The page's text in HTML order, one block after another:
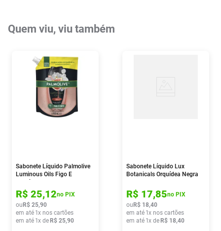
Quem viu, viu também
Sabonete Líquido Palmolive
Luminous Oils Figo E
R$ 25,12no PIX
ou R$ 25,90
em até 1x nos cartões
em até 1x de R$ 25,90
Sabonete Líquido Lux
Botanicals Orquídea Negra
R$ 17,85no PIX
ou R$ 18,40
em até 1x nos cartões
em até 1x de R$ 18,40